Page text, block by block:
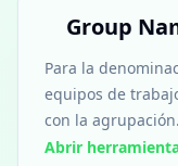
Group
Para la
equipos de
con la agrupación.
Abrir